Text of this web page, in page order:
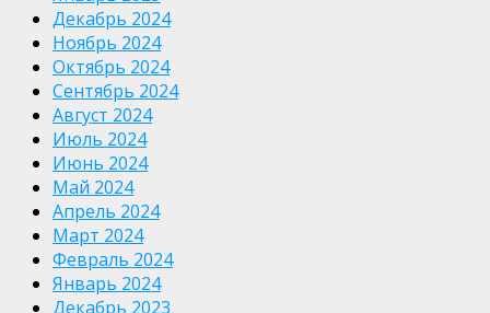
Декабрь 2024
Ноябрь 2024
Октябрь 2024
Сентябрь 2024
Август 2024
Июль 2024
Июнь 2024
Май 2024
Апрель 2024
Март 2024
Февраль 2024
Январь 2024
Декабрь 2023